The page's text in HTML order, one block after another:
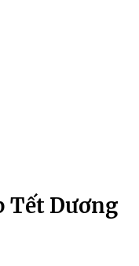
Infographic
Tết Dương